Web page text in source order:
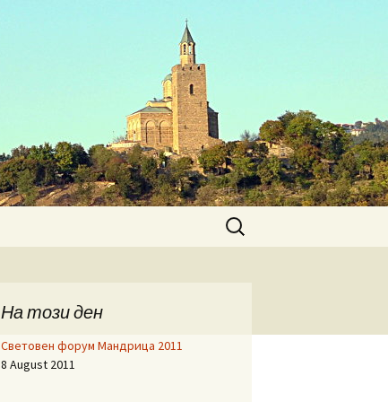
Search
for:
На този ден
Световен форум Мандрица 2011
8 August 2011